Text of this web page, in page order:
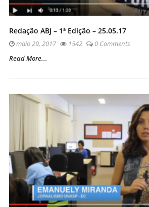
Redação ABJ – 1ª Edição – 25.05.17
maio 29, 2017 1542
0 Comments
Read More...